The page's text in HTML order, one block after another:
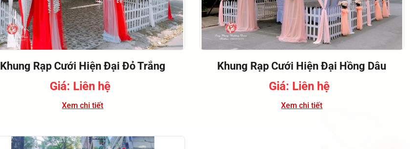
Khung Rạp Cưới Hiện Đại Đỏ Trắng
Giá: Liên hệ
Xem chi tiết
Khung Rạp Cưới Hiện Đại Hồng Dâu
Giá: Liên hệ
Xem chi tiết